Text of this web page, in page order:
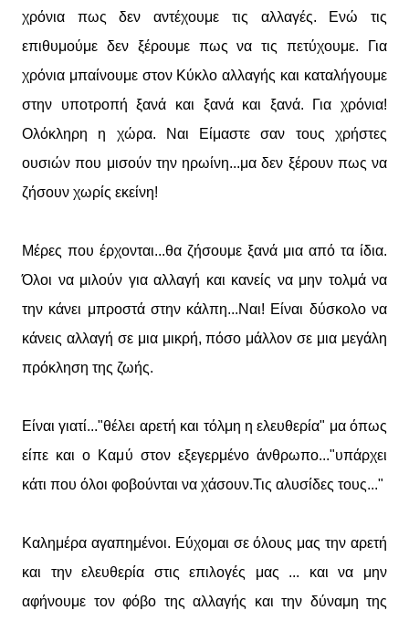
χρόνια πως δεν αντέχουμε τις αλλαγές. Ενώ τις
επιθυμούμε δεν ξέρουμε πως να τις πετύχουμε. Για
χρόνια μπαίνουμε στον Κύκλο αλλαγής και καταλήγουμε
στην υποτροπή ξανά και ξανά και ξανά. Για χρόνια!
Ολόκληρη η χώρα. Ναι Είμαστε σαν τους χρήστες
ουσιών που μισούν την ηρωίνη...μα δεν ξέρουν πως να
ζήσουν χωρίς εκείνη!
Μέρες που έρχονται...θα ζήσουμε ξανά μια από τα ίδια.
Όλοι να μιλούν για αλλαγή και κανείς να μην τολμά να
την κάνει μπροστά στην κάλπη...Ναι! Είναι δύσκολο να
κάνεις αλλαγή σε μια μικρή, πόσο μάλλον σε μια μεγάλη
πρόκληση της ζωής.
Είναι γιατί..."θέλει αρετή και τόλμη η ελευθερία" μα όπως
είπε και ο Καμύ στον εξεγερμένο άνθρωπο..."υπάρχει
κάτι που όλοι φοβούνται να χάσουν.Τις αλυσίδες τους..."
Καλημέρα αγαπημένοι. Εύχομαι σε όλους μας την αρετή
και την ελευθερία στις επιλογές μας ... και να μην
αφήνουμε τον φόβο της αλλαγής και την δύναμη της